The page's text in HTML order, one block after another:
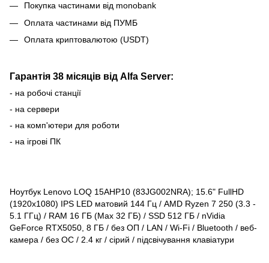
Покупка частинами від monobank
Оплата частинами від ПУМБ
Оплата криптовалютою (USDT)
Гарантія 38 місяців від Alfa Server:
- на робочі станції
- на сервери
- на комп'ютери для роботи
- на ігрові ПК
Ноутбук Lenovo LOQ 15AHP10 (83JG002NRA); 15.6" FullHD
(1920x1080) IPS LED матовий 144 Гц / AMD Ryzen 7 250 (3.3 -
5.1 ГГц) / RAM 16 ГБ (Max 32 ГБ) / SSD 512 ГБ / nVidia
GeForce RTX5050, 8 ГБ / без ОП / LAN / Wi-Fi / Bluetooth / веб-
камера / без ОС / 2.4 кг / сірий / підсвічування клавіатури